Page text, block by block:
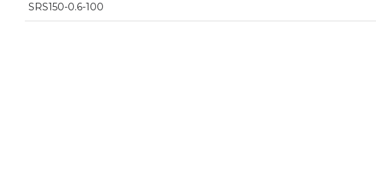
SRS150-0.6-100